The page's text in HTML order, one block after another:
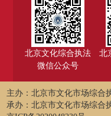
北京文化综合执法
微信公众号
北
主办：北京市文化市场综合
承办：北京市文化市场综合